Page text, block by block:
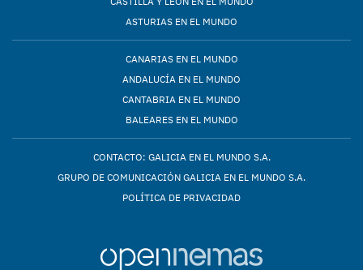
ASTURIAS EN EL MUNDO
CANARIAS EN EL MUNDO
ANDALUCÍA EN EL MUNDO
CANTABRIA EN EL MUNDO
BALEARES EN EL MUNDO
CONTACTO: GALICIA EN EL MUNDO S.A.
GRUPO DE COMUNICACIÓN GALICIA EN EL MUNDO S.A.
POLÍTICA DE PRIVACIDAD